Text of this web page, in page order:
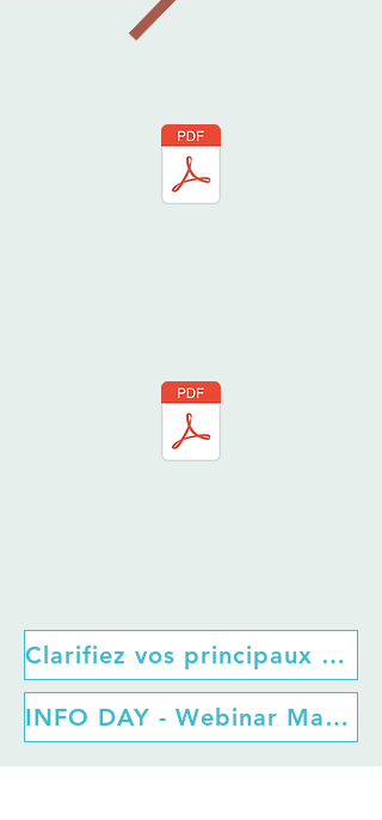
Clarifiez vos principaux doutes dans notre section FAQs
INFO DAY - Webinar Materials (Recordings, Presentations, Q&A)